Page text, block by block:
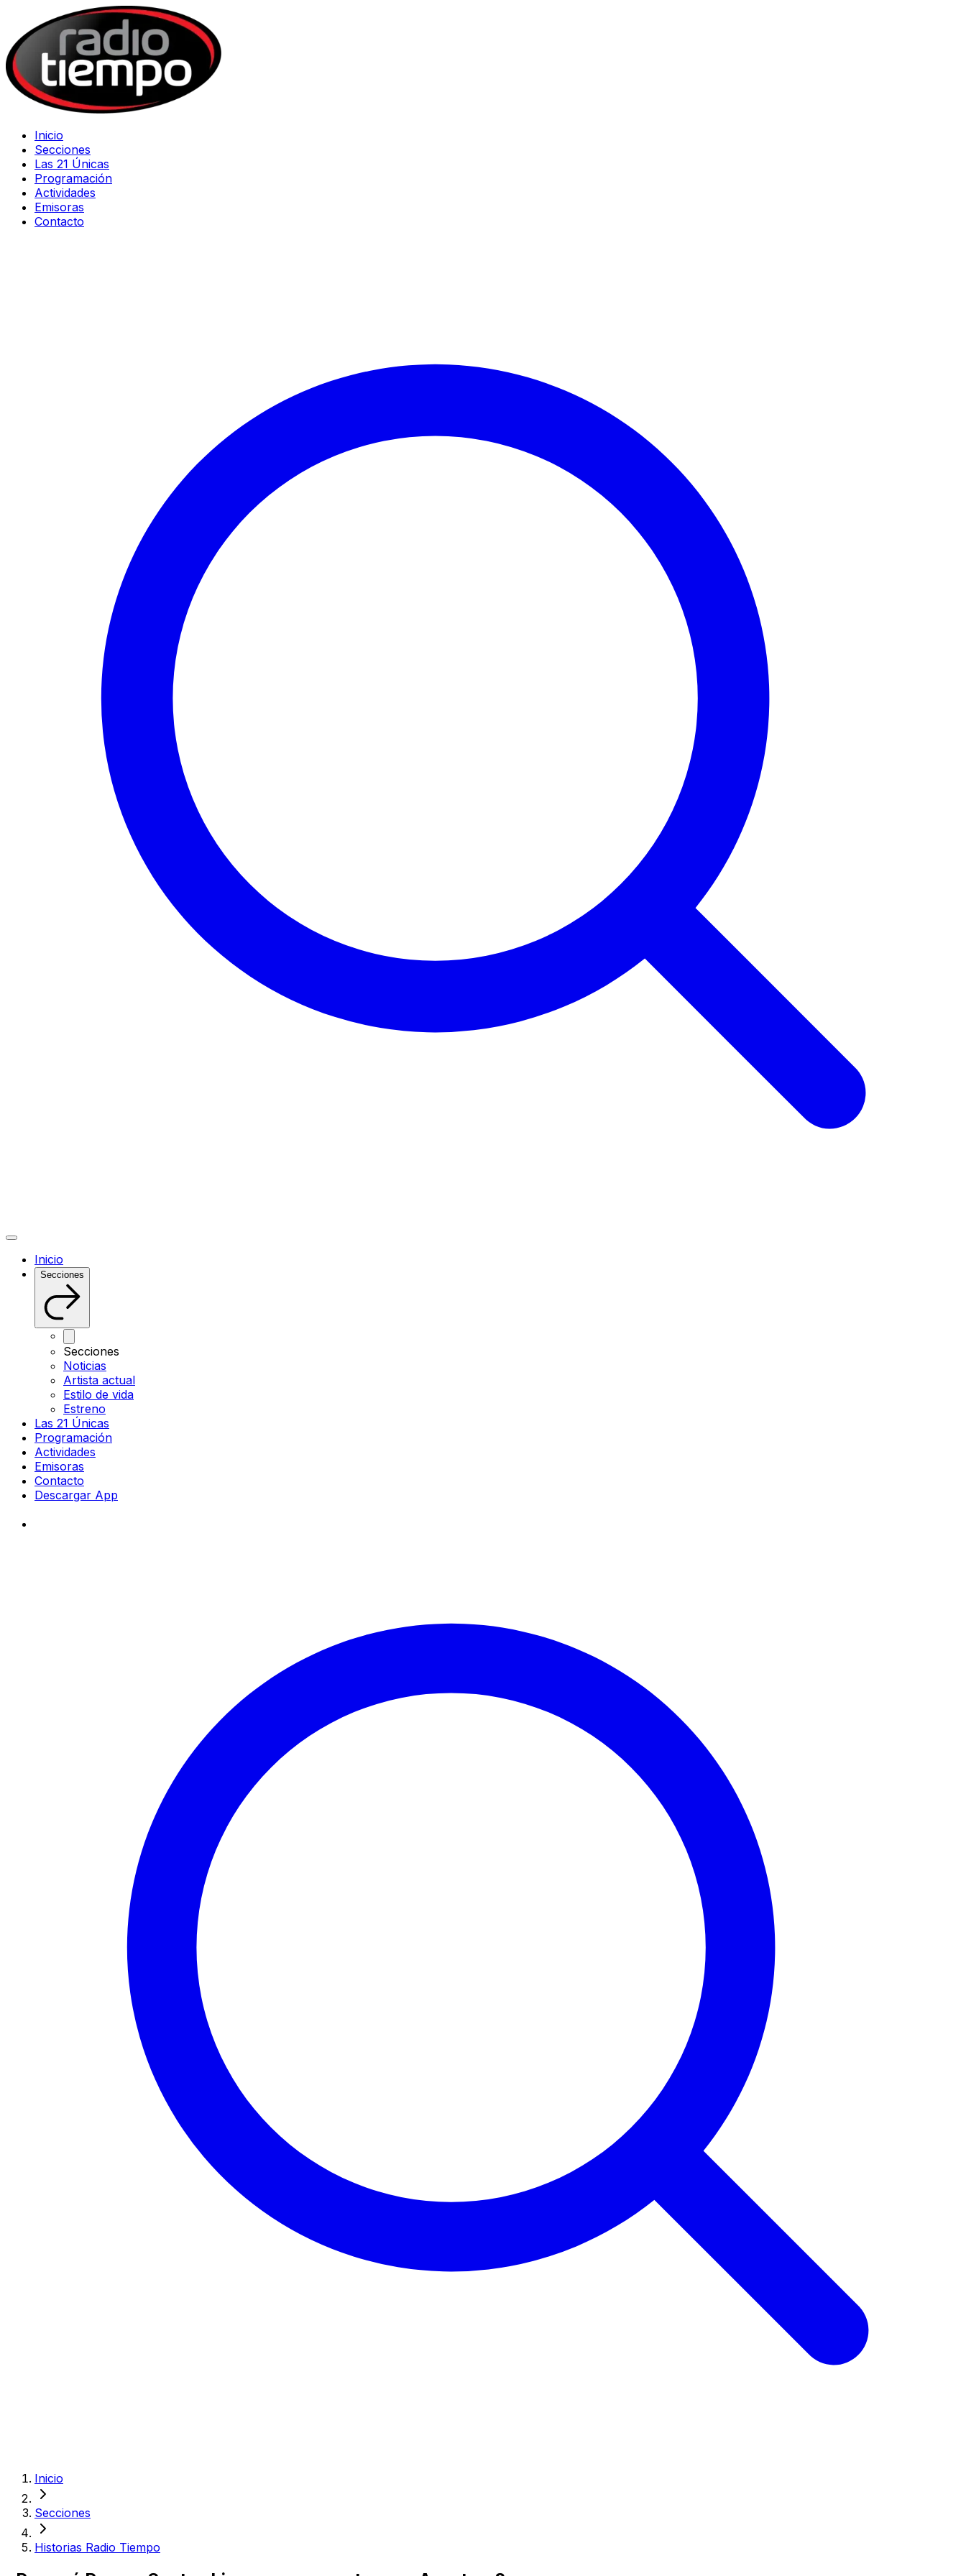
Inicio
Secciones
Las 21 Únicas
Programación
Actividades
Emisoras
Contacto
Inicio
Secciones
Secciones
Noticias
Artista actual
Estilo de vida
Estreno
Las 21 Únicas
Programación
Actividades
Emisoras
Contacto
Descargar App
Inicio
Secciones
Historias Radio Tiempo